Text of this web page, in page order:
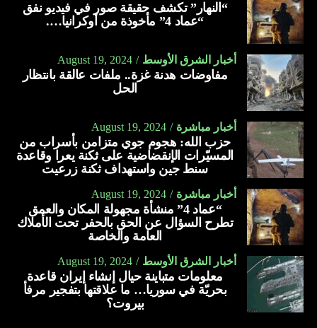
“النهار” تكشف حقيقة صور في فيديو نفق
“عماد 4” مأخوذة من أوكرانيا….
أخبار الشرق الأوسط August 19, 2024
مفاوضات هدنة غزة.. ملفات عالقة بانتظار
الحل
أخبار مباشرة August 19, 2024
حزب الله: هجوم جوي متزامن بأسراب من
المسيّرات الإنقضاضية على ثكنة يعرا وقاعدة
سنط جين واستهداف ثكنة زرعيت
أخبار مباشرة August 19, 2024
“عماد 4” منشأة مجهولة المكان والعمق
تطرح السؤال عن الحق بالحفر تحت الأملاك
العامة والخاصة
أخبار الشرق الأوسط August 19, 2024
معلومات متباينة حيال إنشاء إيران قاعدة
بحريّة في سوريا… ما علاقتها بتفجير مرفأ
بيروت؟